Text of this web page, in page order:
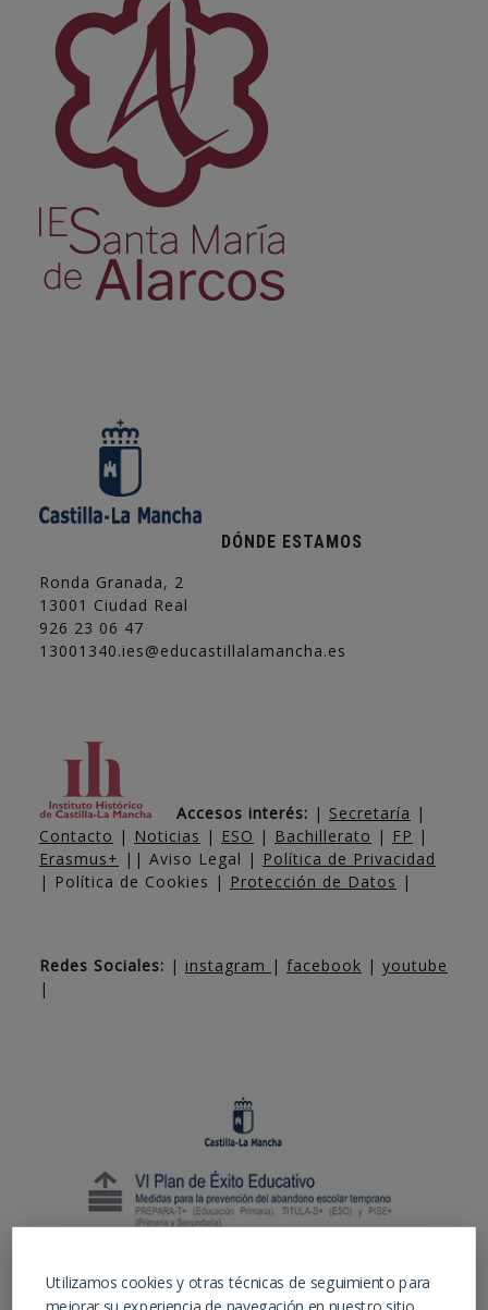
DÓNDE ESTAMOS
Ronda Granada, 2
13001 Ciudad Real
926 23 06 47
13001340.ies@educastillalamancha.es
Accesos interés: | Secretaría |
Contacto | Noticias | ESO | Bachillerato | FP |
Erasmus+ || Aviso Legal | Política de Privacidad
| Política de Cookies | Protección de Datos |
Redes Sociales: | instagram | facebook | youtube
|
Utilizamos cookies y otras técnicas de seguimiento para